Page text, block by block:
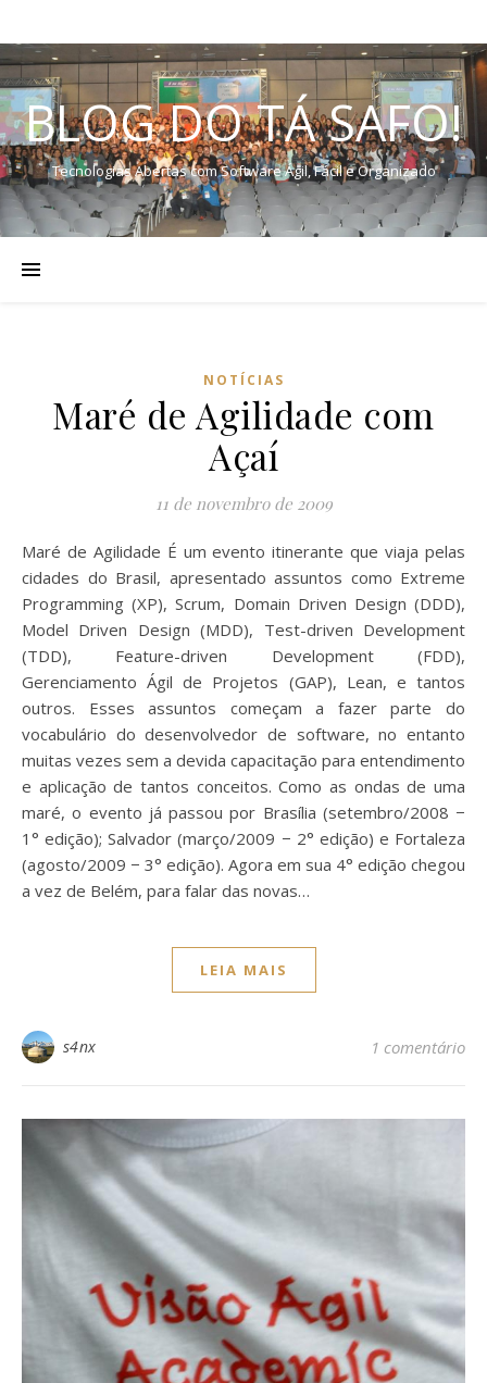
BLOG DO TÁ SAFO!
Tecnologias Abertas com Software Ágil, Fácil e Organizado
NOTÍCIAS
Maré de Agilidade com
Açaí
11 de novembro de 2009
Maré de Agilidade É um evento itinerante que viaja pelas
cidades do Brasil, apresentado assuntos como Extreme
Programming (XP), Scrum, Domain Driven Design (DDD),
Model Driven Design (MDD), Test-driven Development
(TDD), Feature-driven Development (FDD),
Gerenciamento Ágil de Projetos (GAP), Lean, e tantos
outros. Esses assuntos começam a fazer parte do
vocabulário do desenvolvedor de software, no entanto
muitas vezes sem a devida capacitação para entendimento
e aplicação de tantos conceitos. Como as ondas de uma
maré, o evento já passou por Brasília (setembro/2008 −
1° edição); Salvador (março/2009 − 2° edição) e Fortaleza
(agosto/2009 − 3° edição). Agora em sua 4° edição chegou
a vez de Belém, para falar das novas…
LEIA MAIS
s4nx 1 comentário